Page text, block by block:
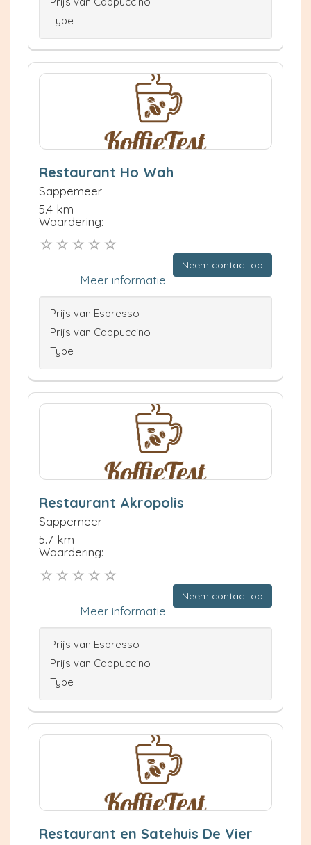
Type
Restaurant Ho Wah
Sappemeer
5.4 km
Waardering:
Neem contact op
Meer informatie
Prijs van Espresso
Prijs van Cappuccino
Type
Restaurant Akropolis
Sappemeer
5.7 km
Waardering:
Neem contact op
Meer informatie
Prijs van Espresso
Prijs van Cappuccino
Type
Restaurant en Satehuis De Vier